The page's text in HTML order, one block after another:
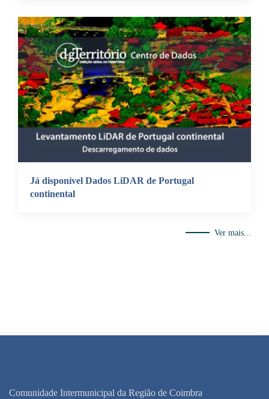
Já disponível Dados LiDAR de Portugal
continental
Ver mais...
Comunidade Intermunicipal da Região de Coimbra